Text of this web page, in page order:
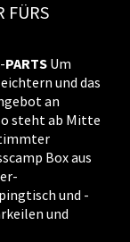
FÜRS
-PARTS Um
und das
an
steht ab Mitte
Box aus
und -
und